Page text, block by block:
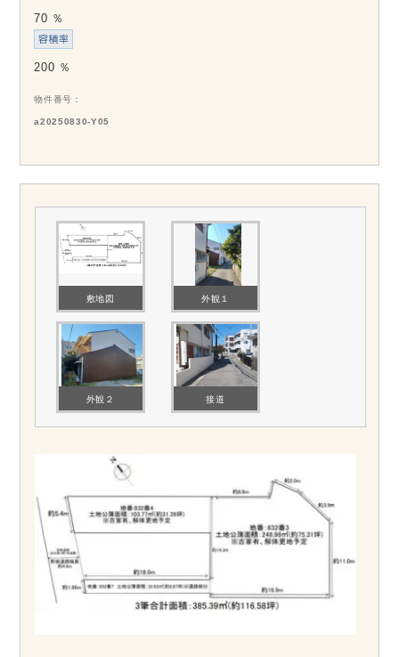
70 ％
200 ％
物件番号
a20250830-Y05
敷地図 外観１
外観２ 接道